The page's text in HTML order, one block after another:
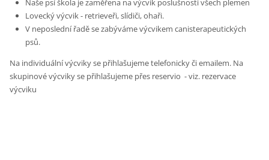
Naše psí škola je zaměřena na výcvik poslušnosti všech plemen
Lovecký výcvik - retrieveři, slídiči, ohaři.
V neposlední řadě se zabýváme výcvikem canisterapeutických
psů.
Na individuální výcviky se přihlašujeme telefonicky či emailem. Na
skupinové výcviky se přihlašujeme přes reservio - viz. rezervace
výcviku